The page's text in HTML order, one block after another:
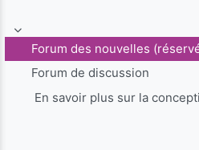
Replier
Forum de discussion